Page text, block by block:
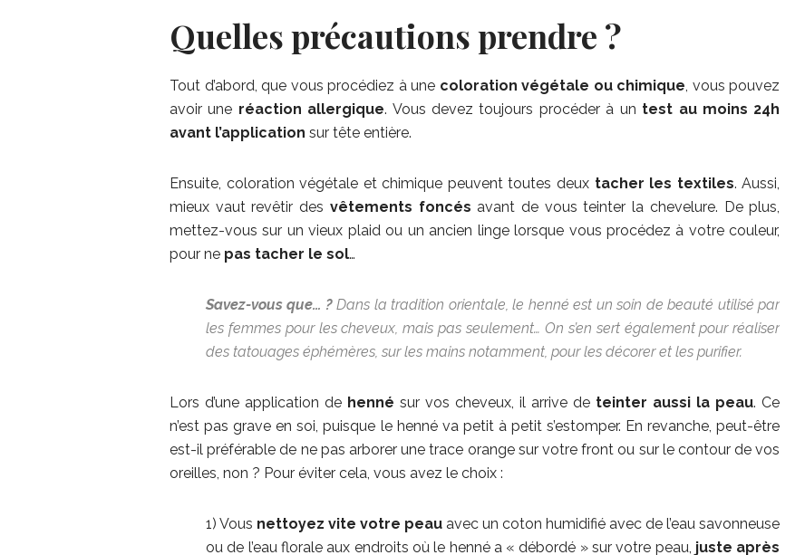
Quelles précautions prendre ?
Tout d’abord, que vous procédiez à une coloration végétale ou chimique, vous pouvez
avoir une réaction allergique. Vous devez toujours procéder à un test au moins 24h
avant l’application sur tête entière.
Ensuite, coloration végétale et chimique peuvent toutes deux tacher les textiles. Aussi,
mieux vaut revêtir des vêtements foncés avant de vous teinter la chevelure. De plus,
mettez-vous sur un vieux plaid ou un ancien linge lorsque vous procédez à votre couleur,
pour ne pas tacher le sol…
Savez-vous que… ?Dans la tradition orientale, le henné est un soin de beauté utilisé par
les femmes pour les cheveux, mais pas seulement… On s’en sert également pour réaliser
des tatouages éphémères, sur les mains notamment, pour les décorer et les purifier.
Lors d’une application de henné sur vos cheveux, il arrive de teinter aussi la peau. Ce
n’est pas grave en soi, puisque le henné va petit à petit s’estomper. En revanche, peut-être
est-il préférable de ne pas arborer une trace orange sur votre front ou sur le contour de vos
oreilles, non ? Pour éviter cela, vous avez le choix :
1) Vous nettoyez vite votre peau avec un coton humidifié avec de l’eau savonneuse
ou de l’eau florale aux endroits où le henné a « débordé » sur votre peau, juste après